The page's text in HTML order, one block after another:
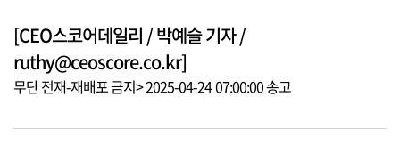
[CEO스코어데일리 / 박예슬 기자 /
ruthy@ceoscore.co.kr]
무단 전재-재배포 금지> 2025-04-24 07:00:00 송고